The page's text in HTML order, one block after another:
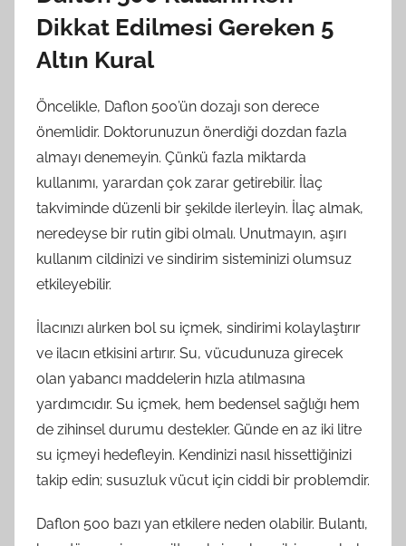
Dikkat Edilmesi Gereken 5
Altın Kural
Öncelikle, Daflon 500’ün dozajı son derece
önemlidir. Doktorunuzun önerdiği dozdan fazla
almayı denemeyin. Çünkü fazla miktarda
kullanımı, yarardan çok zarar getirebilir. İlaç
takviminde düzenli bir şekilde ilerleyin. İlaç almak,
neredeyse bir rutin gibi olmalı. Unutmayın, aşırı
kullanım cildinizi ve sindirim sisteminizi olumsuz
etkileyebilir.
İlacınızı alırken bol su içmek, sindirimi kolaylaştırır
ve ilacın etkisini artırır. Su, vücudunuza girecek
olan yabancı maddelerin hızla atılmasına
yardımcıdır. Su içmek, hem bedensel sağlığı hem
de zihinsel durumu destekler. Günde en az iki litre
su içmeyi hedefleyin. Kendinizi nasıl hissettiğinizi
takip edin; susuzluk vücut için ciddi bir problemdir.
Daflon 500 bazı yan etkilere neden olabilir. Bulantı,